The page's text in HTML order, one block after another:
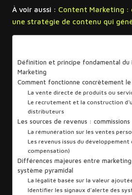
À voir aussi : Content Marketing :
une stratégie de contenu qui
Définition et principe fondamental du
Marketing
Comment fonctionne concrètement le
La vente directe de produits ou
Le recrutement et la construction
distributeurs
Les sources de revenus :
La rémunération sur les ventes
Les revenus issus du développement
compensation)
Différences majeures entre
système pyramidal
La légalité basée sur la valeur
Identifier les signaux d’alerte des